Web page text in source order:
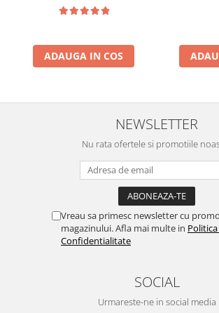
ADAUGA IN COS
NEWSLETTER
Nu rata ofertele si promotiile
Vreau sa primesc newsletter cu
magazinului. Afla mai multe in
Confidentialitate
SOCIAL
Urmareste-ne in social media